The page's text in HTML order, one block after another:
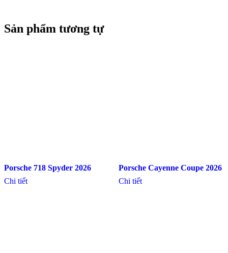
Sản phẩm tương tự
Porsche 718 Spyder 2026
Chi tiết
Porsche Cayenne Coupe 2026
Chi tiết